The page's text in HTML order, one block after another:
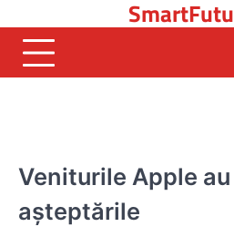
to
content
Veniturile Apple
așteptările